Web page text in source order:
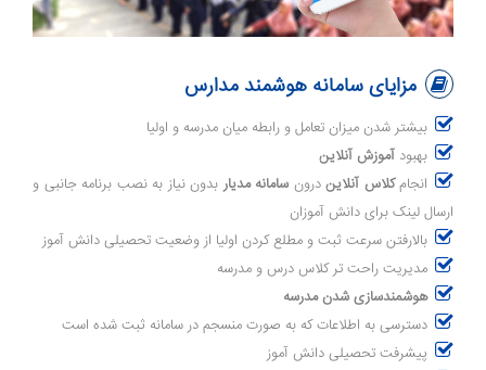
مزایای سامانه هوشمند مدارس
بیشتر شدن میزان تعامل و رابطه میان مدرسه و اولیا
بهبود آموزش آنلاین
انجامکلاس آنلاین درون سامانه مدیاربدون نیاز به نصب برنامه جانبی و
ارسال لینک برای دانش آموزان
بالارفتن سرعت ثبت و مطلع کردن اولیا از وضعیت تحصیلی دانش آموز
مدیریت راحت تر کلاس درس و مدرسه
هوشمندسازی شدن مدرسه
دسترسی به اطلاعات که به صورت منسجم در سامانه ثبت شده است
پیشرفت تحصیلی دانش آموز